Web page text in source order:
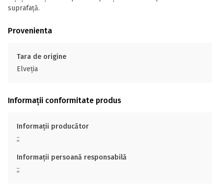
suprafață.
Provenienta
Tara de origine
Elveţia
Informații conformitate produs
Informații producător
;;
Informații persoană responsabilă
;;